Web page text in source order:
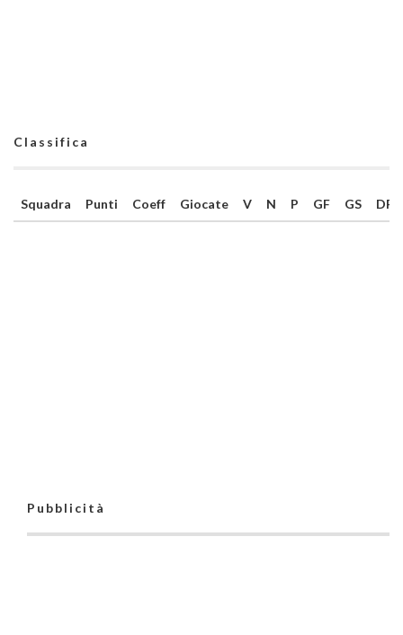
Classifica
Squadra Punti Coeff Giocate V N P GF GS DR
Pubblicità